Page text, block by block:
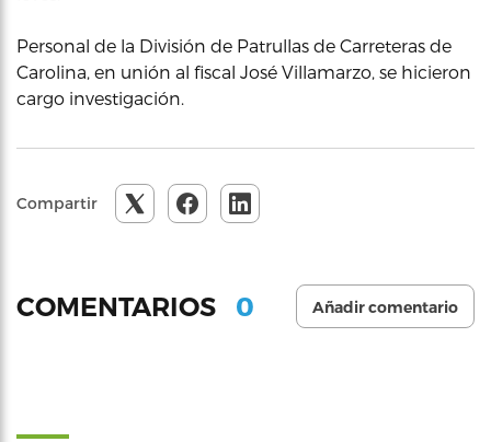
Personal de la División de Patrullas de Carreteras de
Carolina, en unión al fiscal José Villamarzo, se hicieron
cargo investigación.
Compartir
COMENTARIOS 0 Añadir comentario